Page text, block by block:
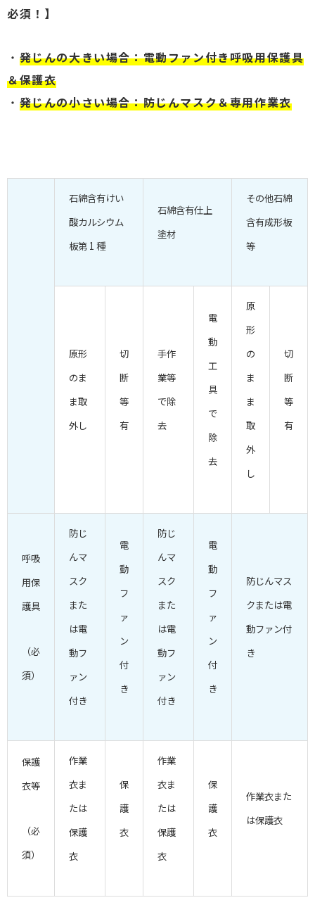
必須！】
・ 発じんの大きい場合：電動ファン付き呼吸用保護具
＆保護衣
・ 発じんの小さい場合：防じんマスク＆専用作業衣
石綿含有けい
酸カルシウム
板第 1 種
石綿含有仕上
塗材
その他石綿
含有成形板
等
原形
のま
ま取
外し
切
断
等
有
手作
業等
で除
去
電
動
工
具
で
除
去
原
形
の
ま
ま
取
外
し
切
断
等
有
呼吸
用保
護具
（必
須）
防じ
んマ
スク
また
は電
動フ
ァン
付き
電
動
フ
ァ
ン
付
き
防じ
んマ
スク
また
は電
動フ
ァン
付き
電
動
フ
ァ
ン
付
き
防じんマス
クまたは電
動ファン付
き
保護
衣等
（必
須）
作業
衣ま
たは
保護
衣
保
護
衣
作業
衣ま
たは
保護
衣
保
護
衣
作業衣また
は保護衣